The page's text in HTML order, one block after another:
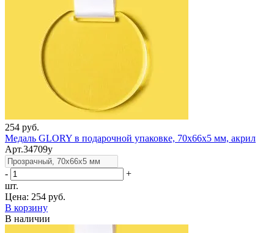
254 руб.
Медаль GLORY в подарочной упаковке, 70х66х5 мм, акрил
Арт.34709у
-
+
шт.
Цена: 254 руб.
В корзину
В наличии